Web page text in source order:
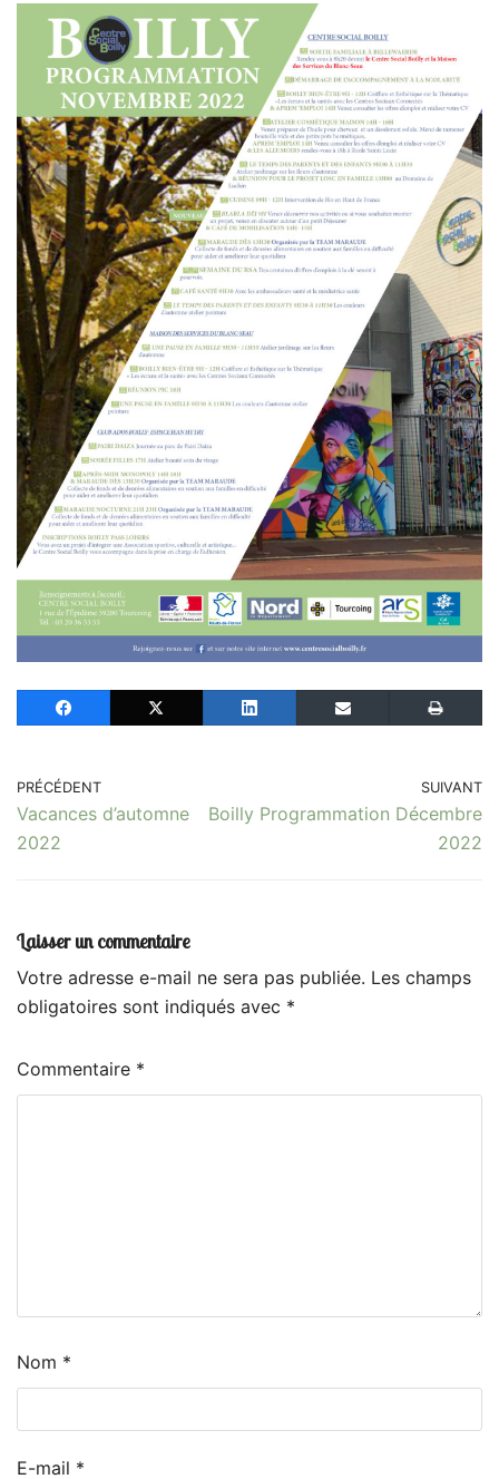
PRÉCÉDENT
Vacances d’automne
2022
SUIVANT
Boilly Programmation Décembre
2022
Laisser un commentaire
Votre adresse e-mail ne sera pas publiée. Les champs
obligatoires sont indiqués avec *
Commentaire *
Nom *
E-mail *